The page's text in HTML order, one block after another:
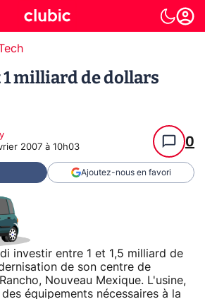
milliard de dollars
2007 à 10h03 0
Ajoutez-nous en favori
investir entre 1 et 1,5 milliard de
de son centre de
Nouveau Mexique. L'usine,
des équipements nécessaires à la